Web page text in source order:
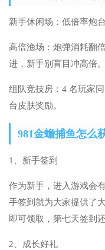
新手休闲场：低倍率炮
高倍渔场：炮弹消耗翻
进，新手别盲目冲高倍。
组队竞技房：4 名玩家
台皮肤奖励。
981金蟾捕鱼怎么
1、新手签到
作为新手，进入游戏会
手签到就为大家提供了
即可领取，第七天签到
2、成长好礼